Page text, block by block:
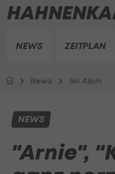
NEWS ZEITPLAN
News Ski Alpin
NEWS
"Arnie",